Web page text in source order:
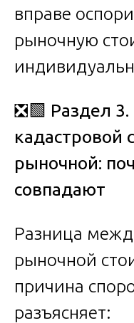
вправе
рыночную
❎🟩 Раздел
кадастровой
рыночной:
совпадают
Разница
рыночной
причина
разъясняет: